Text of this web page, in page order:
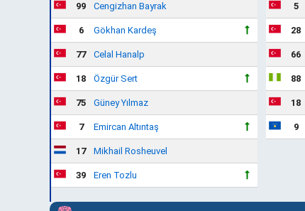
99 Cengizhan Bayrak
6 Gökhan Kardeş
77 Celal Hanalp
18 Özgür Sert
75 Güney Yılmaz
7 Emircan Altıntaş
17 Mikhail Rosheuvel
39 Eren Tozlu
5
28
66
88
18
9